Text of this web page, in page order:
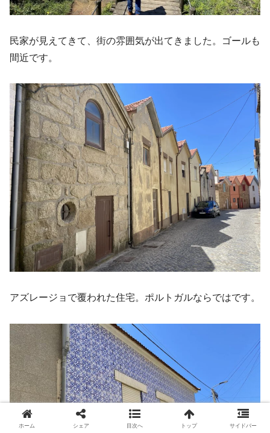
民家が見えてきて、街の雰囲気が出てきました。ゴールも
間近です。
アズレージョで覆われた住宅。ポルトガルならではです。
ホーム シェア 目次へ トップ サイドバー